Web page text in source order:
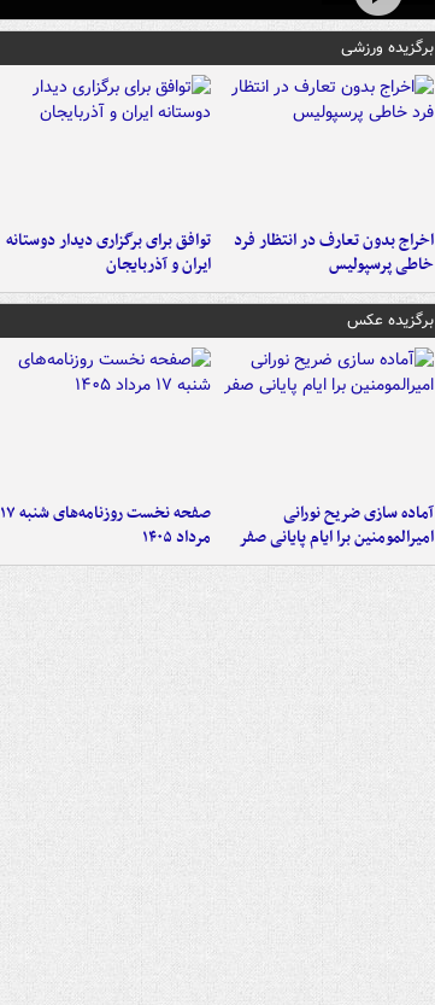
برگزیده ورزشی
اخراج بدون تعارف در انتظار فرد
خاطی پرسپولیس
توافق برای برگزاری دیدار دوستانه
ایران و آذربایجان
برگزیده عکس
آماده سازی ضریح نورانی
امیرالمومنین برا ایام پایانی صفر
صفحه نخست روزنامه‌های شنبه ۱۷
مرداد ۱۴۰۵